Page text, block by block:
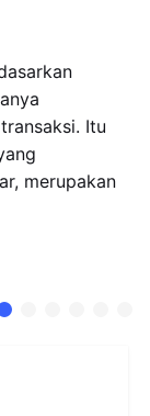
Itu
merupakan